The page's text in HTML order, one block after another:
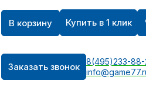
В корзину Купить в 1 клик
Заказать звонок
8(495)233-88-